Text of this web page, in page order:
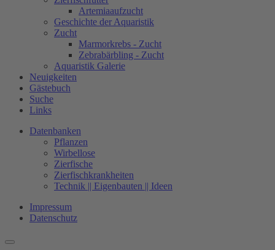
Artemiaaufzucht
Geschichte der Aquaristik
Zucht
Marmorkrebs - Zucht
Zebrabärbling - Zucht
Aquaristik Galerie
Neuigkeiten
Gästebuch
Suche
Links
Datenbanken
Pflanzen
Wirbellose
Zierfische
Zierfischkrankheiten
Technik || Eigenbauten || Ideen
Impressum
Datenschutz